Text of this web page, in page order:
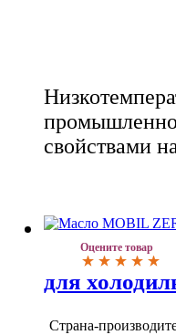
свойствами
Оцените товар
для
Страна-